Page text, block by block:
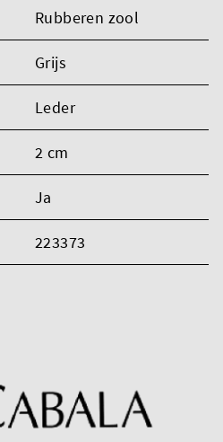
Rubberen zool
Grijs
Leder
2 cm
Ja
223373